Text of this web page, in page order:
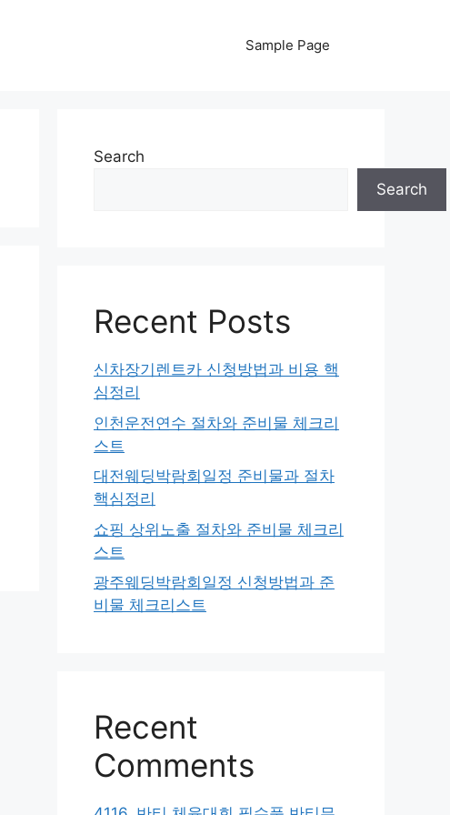
Sample Page
Search
Search
Recent Posts
신차장기렌트카 신청방법과 비용 핵
심정리
인천운전연수 절차와 준비물 체크리
스트
대전웨딩박람회일정 준비물과 절차
핵심정리
쇼핑 상위노출 절차와 준비물 체크리
스트
광주웨딩박람회일정 신청방법과 준
비물 체크리스트
Recent
Comments